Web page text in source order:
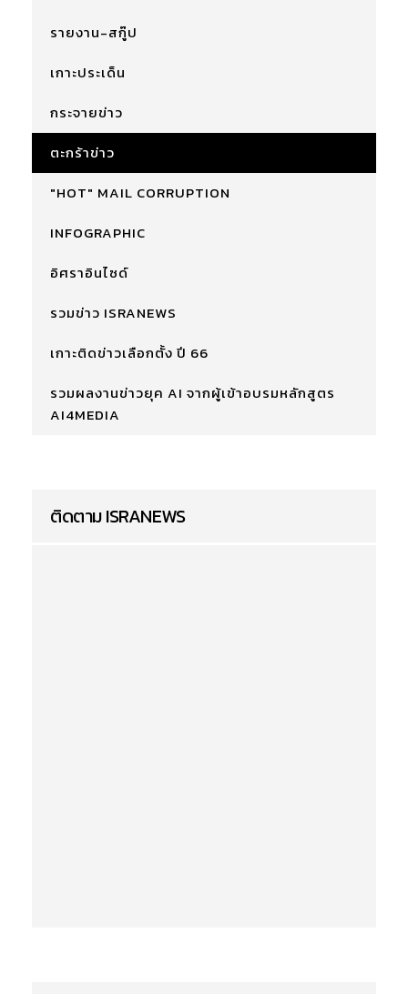
รายงาน-สกู๊ป
เกาะประเด็น
กระจายข่าว
ตะกร้าข่าว
"HOT" MAIL CORRUPTION
INFOGRAPHIC
อิศราอินไซด์
รวมข่าว ISRANEWS
เกาะติดข่าวเลือกตั้ง ปี 66
รวมผลงานข่าวยุค AI จากผู้เข้าอบรมหลักสูตร
AI4MEDIA
ติดตาม ISRANEWS